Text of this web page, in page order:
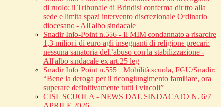
di ruolo: il Tribunale di Brindisi conferma diritto alla
sede e limita spazi intervento discrezionale Ordinario
diocesano - All'albo sindacale
Snadir Info-Point n.556 - Il MIM condannato a risarcire
1,3 milioni di euro agli insegnanti di religione precari:
nessuna sanatoria dell’abuso con la stabilizzazione -
All'albo sindacale ex art.25 leg
Snadir Info-Point n.555 - Mobilità scuola, FGU/Snadir:
“Bene la deroga per il ricongiungimento familiare, ora
superare definitivamente tutti i vincoli”
CISL SCUOLA - NEWS DAL SINDACATO N. 6/7